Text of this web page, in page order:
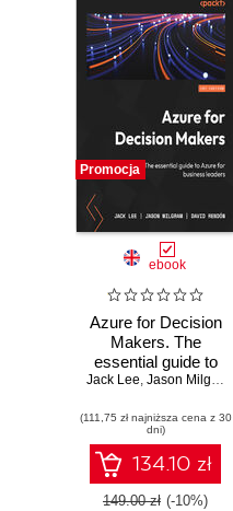
Promocja
ebook
Azure for Decision
Makers. The
essential guide to
Azure for business
Jack Lee, Jason Milgram
(111,75 zł najniższa cena z 30
dni)
134.10 zł
149.00 zł (-10%)